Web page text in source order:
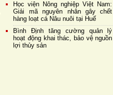
Học viện Nông nghiệp Việt Nam:
Giải mã nguyên nhân gây chết
hàng loạt cá Nâu nuôi tại Huế
Bình Định tăng cường quản lý
hoạt động khai thác, bảo vệ nguồn
lợi thủy sản